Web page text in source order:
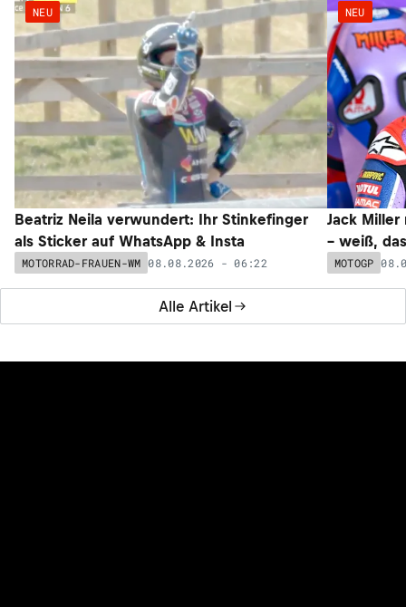
Alle Artikel
NEU
Beatriz Neila verwundert: Ihr Stinkefinger
als Sticker auf WhatsApp & Insta
MOTORRAD-FRAUEN-WM 08.08.2026 - 06:22
NEU
Jack
– weiß,
MOTOGP